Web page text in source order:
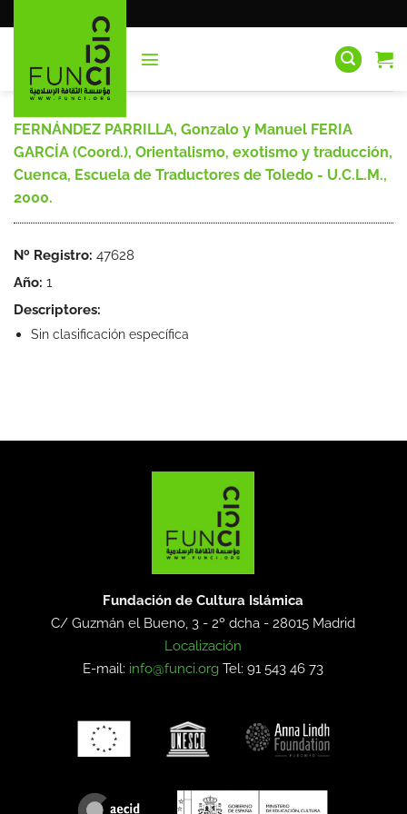
al
FERNÁNDEZ PARRILLA, Gonzalo y Manuel FERIA
GARCÍA (Coord.), Orientalismo, exotismo y traducción,
Cuenca, Escuela de Traductores de Toledo - U.C.L.M.,
2000.
Nº Registro: 47628
Año: 1
Descriptores:
Sin clasificación específica
Fundación de Cultura Islámica
C/ Guzmán el Bueno, 3 - 2º dcha -28015 Madrid
Localización
E-mail: info@funci.org Tel: 91 543 46 73